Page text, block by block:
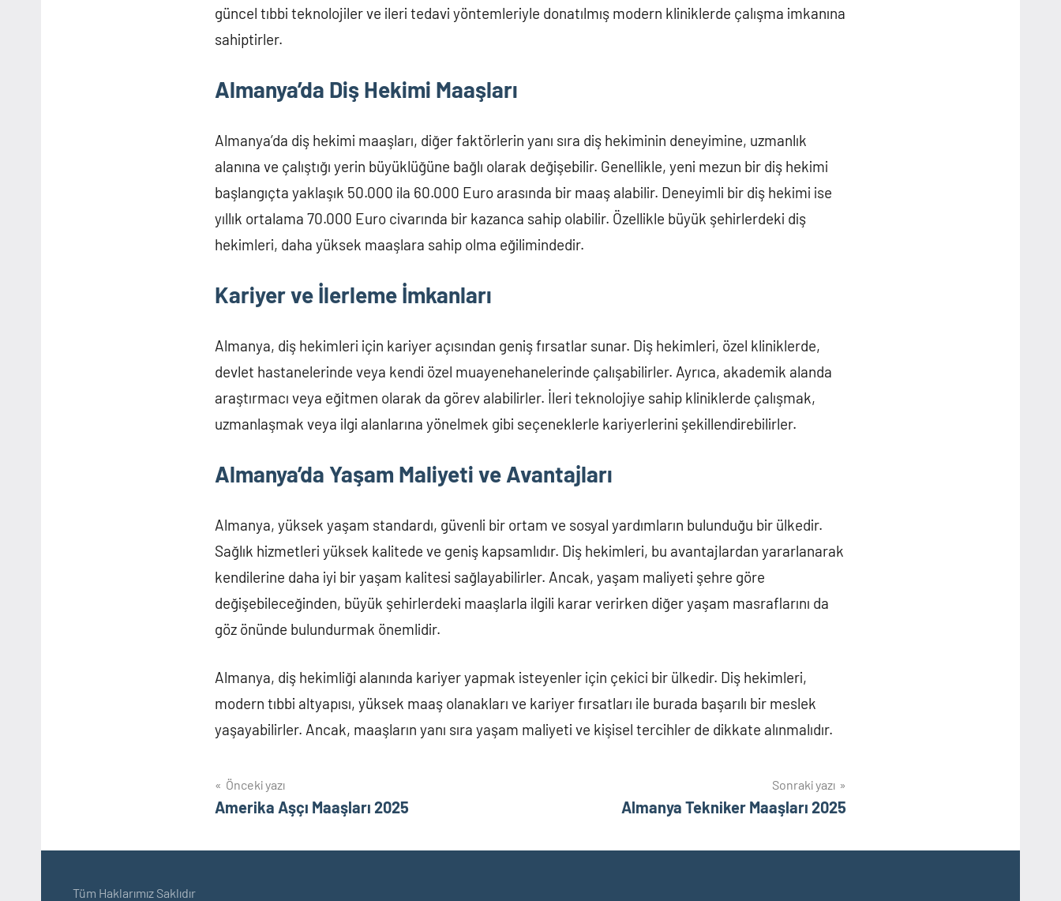
güncel tıbbi teknolojiler ve ileri tedavi yöntemleriyle donatılmış modern kliniklerde çalışma imkanına
sahiptirler.
Almanya’da Diş Hekimi Maaşları
Almanya’da diş hekimi maaşları, diğer faktörlerin yanı sıra diş hekiminin deneyimine, uzmanlık
alanına ve çalıştığı yerin büyüklüğüne bağlı olarak değişebilir. Genellikle, yeni mezun bir diş hekimi
başlangıçta yaklaşık 50.000 ila 60.000 Euro arasında bir maaş alabilir. Deneyimli bir diş hekimi ise
yıllık ortalama 70.000 Euro civarında bir kazanca sahip olabilir. Özellikle büyük şehirlerdeki diş
hekimleri, daha yüksek maaşlara sahip olma eğilimindedir.
Kariyer ve İlerleme İmkanları
Almanya, diş hekimleri için kariyer açısından geniş fırsatlar sunar. Diş hekimleri, özel kliniklerde,
devlet hastanelerinde veya kendi özel muayenehanelerinde çalışabilirler. Ayrıca, akademik alanda
araştırmacı veya eğitmen olarak da görev alabilirler. İleri teknolojiye sahip kliniklerde çalışmak,
uzmanlaşmak veya ilgi alanlarına yönelmek gibi seçeneklerle kariyerlerini şekillendirebilirler.
Almanya’da Yaşam Maliyeti ve Avantajları
Almanya, yüksek yaşam standardı, güvenli bir ortam ve sosyal yardımların bulunduğu bir ülkedir.
Sağlık hizmetleri yüksek kalitede ve geniş kapsamlıdır. Diş hekimleri, bu avantajlardan yararlanarak
kendilerine daha iyi bir yaşam kalitesi sağlayabilirler. Ancak, yaşam maliyeti şehre göre
değişebileceğinden, büyük şehirlerdeki maaşlarla ilgili karar verirken diğer yaşam masraflarını da
göz önünde bulundurmak önemlidir.
Almanya, diş hekimliği alanında kariyer yapmak isteyenler için çekici bir ülkedir. Diş hekimleri,
modern tıbbi altyapısı, yüksek maaş olanakları ve kariyer fırsatları ile burada başarılı bir meslek
yaşayabilirler. Ancak, maaşların yanı sıra yaşam maliyeti ve kişisel tercihler de dikkate alınmalıdır.
Yazı
gezinmesi
Önceki yazı
Amerika Aşçı Maaşları 2025
Sonraki yazı
Almanya Tekniker Maaşları 2025
Tüm Haklarımız Saklıdır